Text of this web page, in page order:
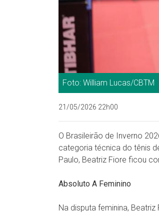
Foto: William Lucas/CBTM
21/05/2026 22h00
O Brasileirão de Inverno
categoria técnica do tênis
Paulo, Beatriz Fiore ficou
Absoluto A Feminino
Na disputa feminina,